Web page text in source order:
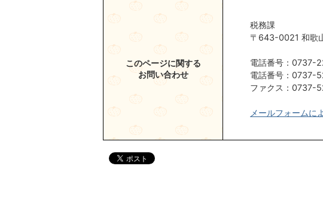
このページに関する
お問い合わせ
税務課
〒643-0021 和歌
電話番号：0737-
電話番号：0737-
ファクス：0737-
メールフォームに